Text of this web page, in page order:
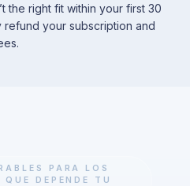
the right fit within your first 30
refund your subscription and
PARA LOS
DEPENDE TU